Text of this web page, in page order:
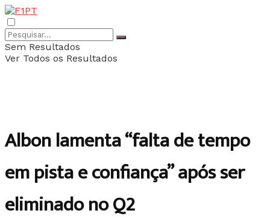
Sem Resultados
Ver Todos os Resultados
Albon lamenta “falta de tempo
em pista e confiança” após ser
eliminado no Q2